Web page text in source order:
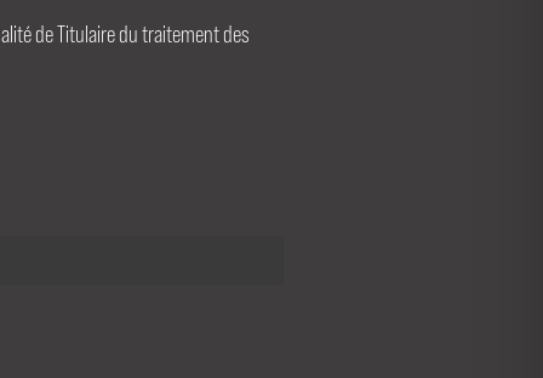
de Titulaire du traitement des